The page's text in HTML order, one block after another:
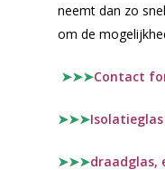
neemt dan zo
om de
➤➤➤Contact
➤➤➤Isolatieglas
➤➤➤draadglas,